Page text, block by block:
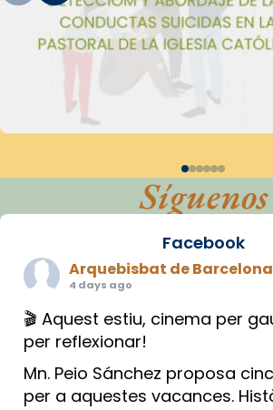
Síguenos
Facebook
Arquebisbat de Barcelona
4 days ago
🎬 Aquest estiu, cinema per
per reflexionar!
Mn. Peio Sánchez proposa
per a aquestes vacances.